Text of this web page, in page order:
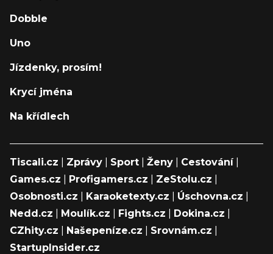
Dobble
Uno
Jízdenky, prosím!
Krycí jména
Na křídlech
Tiscali.cz Zprávy Sport Ženy Cestování|
Games.cz
Profigamers.cz ZeStolu.cz
Osobnosti.cz
Karaoketexty.cz Úschovna.cz
Nedd.cz
Moulík.cz Fights.cz Dokina.cz
CZhity.cz
Našepeníze.cz Srovnám.cz
StartupInsider.cz